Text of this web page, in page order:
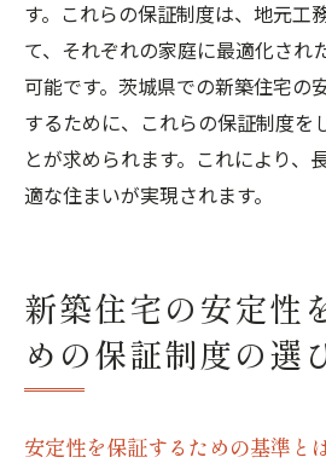
す。これらの保証制度は、地元工
て、それぞれの家庭に最適化され
可能です。茨城県での新築住宅の
するために、これらの保証制度を
とが求められます。これにより、
適な住まいが実現されます。
新築住宅の安定性
めの保証制度の選
安定性を保証するための基準と